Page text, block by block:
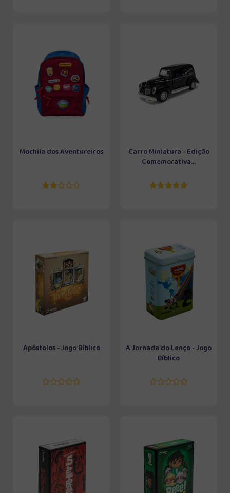
Mochila dos Aventureiros
Carro Miniatura - Edição
Comemorativa...
Apóstolos - Jogo Bíblico
A Jornada do Lenço - Jogo
Bíblico